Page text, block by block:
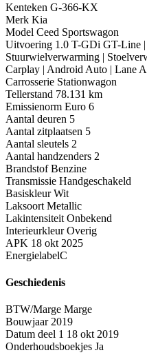
Kenteken G-366-KX
Merk Kia
Model Ceed Sportswagon
Uitvoering 1.0 T-GDi GT-Line |
Stuurwielverwarming |
Carplay | Android Auto | Lane
Carrosserie Stationwagon
Tellerstand 78.131 km
Emissienorm Euro 6
Aantal deuren 5
Aantal zitplaatsen 5
Aantal sleutels 2
Aantal handzenders 2
Brandstof Benzine
Transmissie Handgeschakeld
Basiskleur Wit
Laksoort Metallic
Lakintensiteit Onbekend
Interieurkleur Overig
APK 18 okt 2025
EnergielabelC
Geschiedenis
BTW/Marge Marge
Bouwjaar 2019
Datum deel 1 18 okt 2019
Onderhoudsboekjes Ja